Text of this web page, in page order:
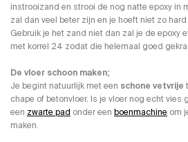
instrooizand en strooi de nog natte epoxy in
zal dan veel beter zijn en je hoeft niet zo
Gebruik je het zand niet dan zal je de epoxy
met korrel 24 zodat die helemaal goed
De vloer schoon maken;
Je begint natuurlijk met een schone vetvrije
chape of betonvloer. Is je vloer nog echt vies
een zwarte pad onder een boenmachine om
maken.